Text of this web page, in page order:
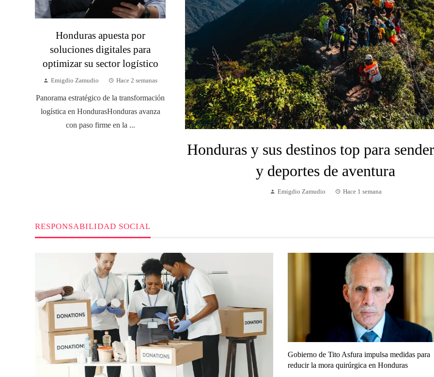
Honduras y sus destinos top para
y deportes de aventura
Emigdio Zamudio Hace 1 semana
Honduras apuesta por
soluciones digitales para
optimizar su sector logístico
Emigdio Zamudio Hace 2 semanas
Panorama estratégico de la transformación
logística en HondurasHonduras avanza
con paso firme en la ...
RESPONSABILIDAD SOCIAL
Gobierno de Tito Asfura impulsa medidas para
reducir la mora quirúrgica en Honduras